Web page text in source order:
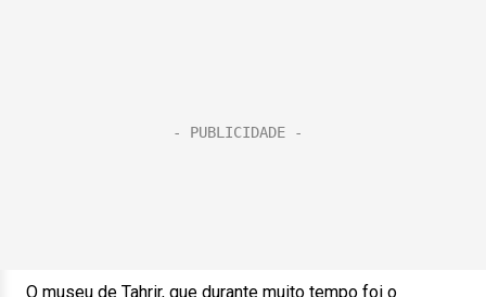
O museu de Tahrir, que durante muito tempo foi o